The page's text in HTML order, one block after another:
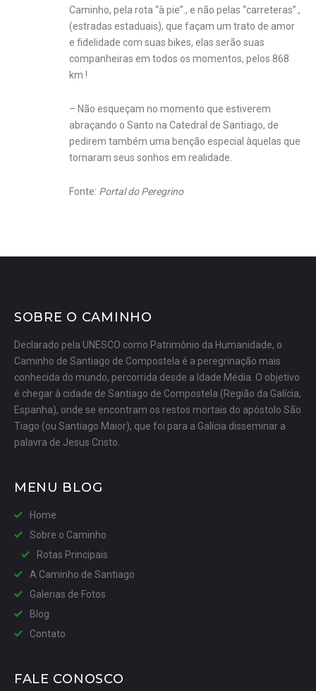
Caminho, pela rota “à pie”., e não pelas “carreteras”.,
(estradas estaduais), que façam um trato de amor
e fidelidade com suas bikes, elas serão suas
companheiras em todos os momentos, pelos 868
km !
– Não esqueçam no momento que estiverem
abraçando o Santo na Catedral de Santiago, de
pedirem também uma benção especial àquelas que
tornaram seus sonhos em realidade.
Fonte: Portal do Peregrino
SOBRE O CAMINHO
Declarado pela UNESCO como Patrimônio da Humanidade, o
Caminho de Santiago de Compostela é a peregrinação mais
conhecida do mundo, percorrida desde a Idade Média. O objetivo
é chegar à cidade de Santiago de Compostela (Região da Galícia,
Espanha), onde se encontram os restos mortais do apóstolo São
Tiago (ou Santiago Maior), que foi para a Galícia disseminar a
palavra de Jesus Cristo.
MENU BLOG
Home
Sobre o Caminho
Rotas Principais
A Caminho de Santiago
Galerias de Fotos
Blog
Contato
FALE CONOSCO